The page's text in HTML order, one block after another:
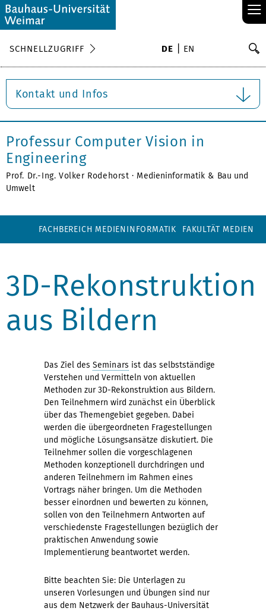
≡
SCHNELLZUGRIFF DE EN
Kontakt und Infos
Professur Computer Vision in
Engineering
Prof. Dr.-Ing. Volker Rodehorst · Medieninformatik & Bau und
Umwelt
FACHBEREICH MEDIENINFORMATIK FAKULTÄT MEDIEN
3D-Rekonstruktion
aus Bildern
Das Ziel des Seminars ist das selbstständige
Verstehen und Vermitteln von aktuellen
Methoden zur 3D-Rekonstruktion aus Bildern.
Den Teilnehmern wird zunächst ein Überblick
über das Themengebiet gegeben. Dabei
werden die übergeordneten Fragestellungen
und mögliche Lösungsansätze diskutiert. Die
Teilnehmer sollen die vorgeschlagenen
Methoden konzeptionell durchdringen und
anderen Teilnehmern im Rahmen eines
Vortrags näher bringen. Um die Methoden
besser einordnen und bewerten zu können,
sollen von den Teilnehmern Antworten auf
verschiedenste Fragestellungen bezüglich der
praktischen Anwendung sowie
Implementierung beantwortet werden.
Bitte beachten Sie: Die Unterlagen zu
unseren Vorlesungen und Übungen sind nur
aus dem Netzwerk der Bauhaus-Universität